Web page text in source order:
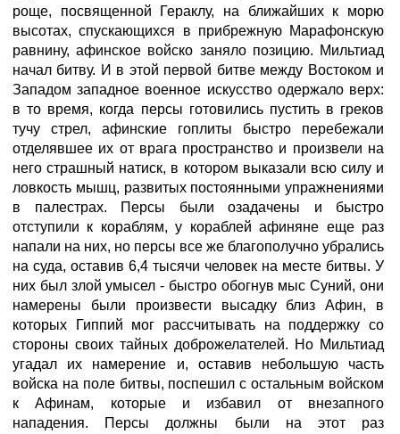
роще, посвященной Гераклу, на ближайших к морю
высотах, спускающихся в прибрежную Марафонскую
равнину, афинское войско заняло позицию. Мильтиад
начал битву. И в этой первой битве между Востоком и
Западом западное военное искусство одержало верх:
в то время, когда персы готовились пустить в греков
тучу стрел, афинские гоплиты быстро перебежали
отделявшее их от врага пространство и произвели на
него страшный натиск, в котором выказали всю силу и
ловкость мышц, развитых постоянными упражнениями
в палестрах. Персы были озадачены и быстро
отступили к кораблям, у кораблей афиняне еще раз
напали на них, но персы все же благополучно убрались
на суда, оставив 6,4 тысячи человек на месте битвы. У
них был злой умысел - быстро обогнув мыс Суний, они
намерены были произвести высадку близ Афин, в
которых Гиппий мог рассчитывать на поддержку со
стороны своих тайных доброжелателей. Но Мильтиад
угадал их намерение и, оставив небольшую часть
войска на поле битвы, поспешил с остальным войском
к Афинам, которые и избавил от внезапного
нападения. Персы должны были на этот раз